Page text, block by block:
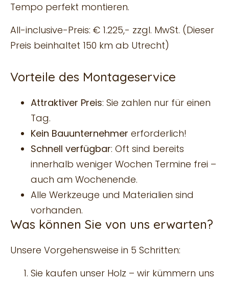
Tempo perfekt montieren.
All-inclusive-Preis: € 1.225,- zzgl. MwSt. (Dieser
Preis beinhaltet 150 km ab Utrecht)
Vorteile des Montageservice
Attraktiver Preis: Sie zahlen nur für einen
Tag.
Kein Bauunternehmer erforderlich!
Schnell verfügbar: Oft sind bereits
innerhalb weniger Wochen Termine frei –
auch am Wochenende.
Alle Werkzeuge und Materialien sind
vorhanden.
Was können Sie von uns erwarten?
Unsere Vorgehensweise in 5 Schritten:
Sie kaufen unser Holz – wir kümmern uns